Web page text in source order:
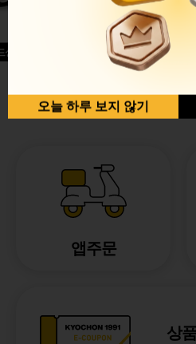
글윙
반반순살[레드
앱주문
상
오늘 하루 보지 않기